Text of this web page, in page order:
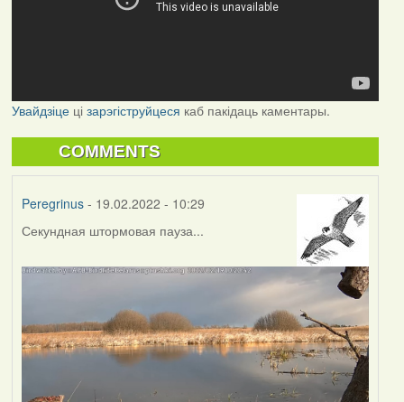
Увайдзіцеці зарэгіструйцеся каб пакідаць каментары.
COMMENTS
Peregrinus- 19.02.2022 - 10:29
Секундная штормовая пауза...